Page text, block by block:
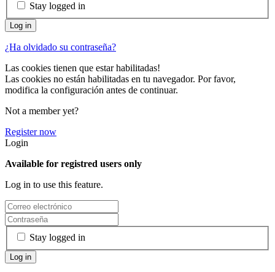
Stay logged in
¿Ha olvidado su contraseña?
Las cookies tienen que estar habilitadas!
Las cookies no están habilitadas en tu navegador. Por favor,
modifica la configuración antes de continuar.
Not a member yet?
Register now
Login
Available for registred users only
Log in to use this feature.
Stay logged in